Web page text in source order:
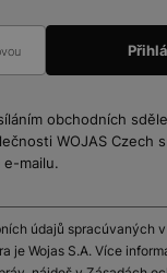
obchodních
WOJAS Czech
mailu.
údajů spracúvaných
je Wojas S.A. Více